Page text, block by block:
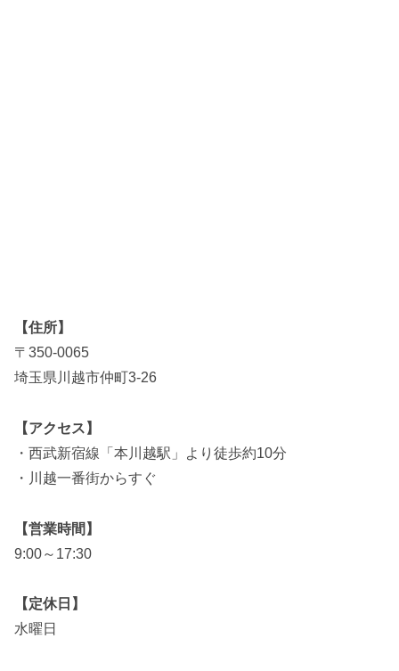
【住所】
〒350-0065
埼玉県川越市仲町3-26
【アクセス】
・西武新宿線「本川越駅」より徒歩約10分
・川越一番街からすぐ
【営業時間】
9:00～17:30
【定休日】
水曜日